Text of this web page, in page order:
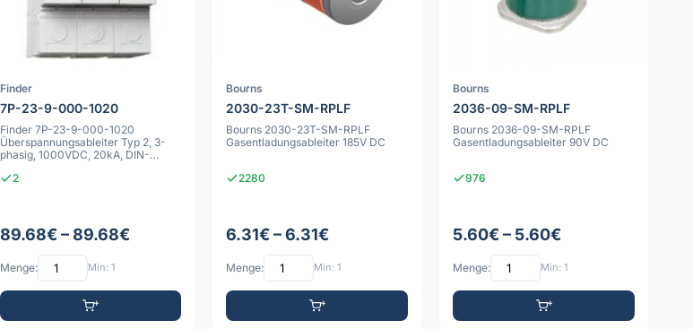
Finder
7P-23-9-000-1020
Finder 7P-23-9-000-1020
Überspannungsableiter Typ 2, 3-
phasig, 1000VDC, 20kA, DIN-
2
89.68€ – 89.68€
Menge: Min: 1
Bourns
2030-23T-SM-RPLF
Bourns 2030-23T-SM-RPLF
Gasentladungsableiter 185V DC
2280
6.31€ – 6.31€
Menge: Min: 1
Bourns
2036-09-SM-RPLF
Bourns 2036-09-SM-RPLF
Gasentladungsableiter 90V DC
976
5.60€ – 5.60€
Menge: Min: 1